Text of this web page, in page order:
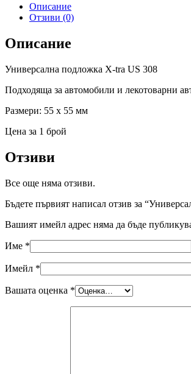
Описание
Отзиви (0)
Описание
Универсална подложка X-tra US 308
Подходяща за автомобили и лекотоварни
Размери: 55 х 55 мм
Цена за 1 брой
Отзиви
Все още няма отзиви.
Бъдете първият написал отзив за
Вашият имейл адрес няма да бъде
Име *
Имейл *
Вашата оценка *